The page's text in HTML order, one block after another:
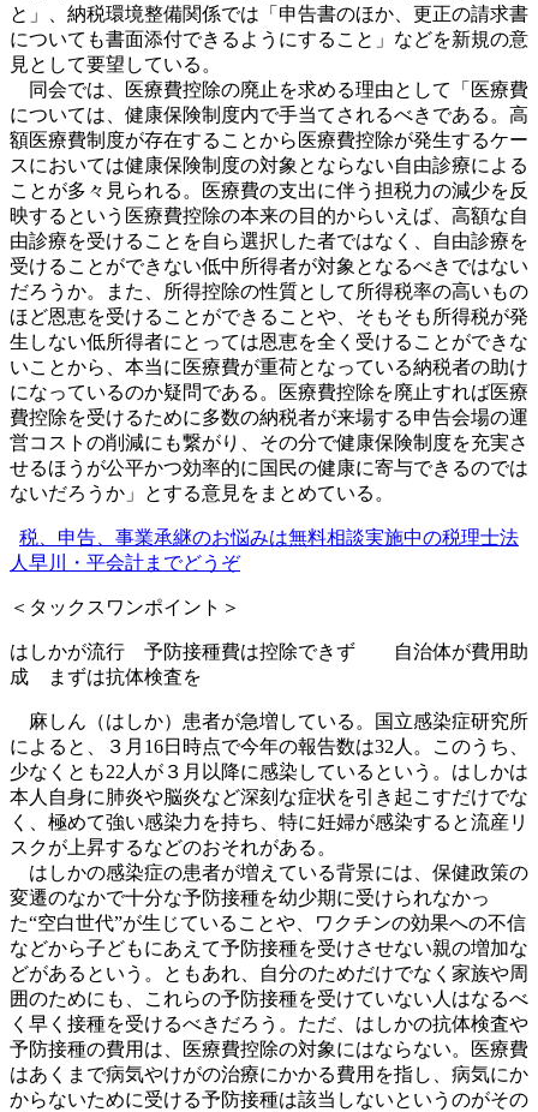
と」、納税環境整備関係では「申告書のほか、更正の請求書
についても書面添付できるようにすること」などを新規の意
見として要望している。
同会では、医療費控除の廃止を求める理由として「医療費
については、健康保険制度内で手当てされるべきである。高
額医療費制度が存在することから医療費控除が発生するケー
スにおいては健康保険制度の対象とならない自由診療による
ことが多々見られる。医療費の支出に伴う担税力の減少を反
映するという医療費控除の本来の目的からいえば、高額な自
由診療を受けることを自ら選択した者ではなく、自由診療を
受けることができない低中所得者が対象となるべきではない
だろうか。また、所得控除の性質として所得税率の高いもの
ほど恩恵を受けることができることや、そもそも所得税が発
生しない低所得者にとっては恩恵を全く受けることができな
いことから、本当に医療費が重荷となっている納税者の助け
になっているのか疑問である。医療費控除を廃止すれば医療
費控除を受けるために多数の納税者が来場する申告会場の運
営コストの削減にも繋がり、その分で健康保険制度を充実さ
せるほうが公平かつ効率的に国民の健康に寄与できるのでは
ないだろうか」とする意見をまとめている。
税、申告、事業承継のお悩みは無料相談実施中の税理士法
人早川・平会計までどうぞ
＜タックスワンポイント＞
はしかが流行 予防接種費は控除できず 自治体が費用助
成 まずは抗体検査を
麻しん（はしか）患者が急増している。国立感染症研究所
によると、３月 16日時点で今年の報告数は32 人。このうち、
少なくとも22 人が３月以降に感染しているという。はしかは
本人自身に肺炎や脳炎など深刻な症状を引き起こすだけでな
く、極めて強い感染力を持ち、特に妊婦が感染すると流産リ
スクが上昇するなどのおそれがある。
はしかの感染症の患者が増えている背景には、保健政策の
変遷のなかで十分な予防接種を幼少期に受けられなかっ
た“空白世代”が生じていることや、ワクチンの効果への不信
などから子どもにあえて予防接種を受けさせない親の増加な
どがあるという。ともあれ、自分のためだけでなく家族や周
囲のためにも、これらの予防接種を受けていない人はなるべ
く早く接種を受けるべきだろう。ただ、はしかの抗体検査や
予防接種の費用は、医療費控除の対象にはならない。医療費
はあくまで病気やけがの治療にかかる費用を指し、病気にか
からないために受ける予防接種は該当しないというのがその